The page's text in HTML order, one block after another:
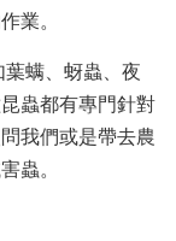
業。
螨、蚜蟲、夜
蟲都有專門針對
我們或是帶去農
蟲。